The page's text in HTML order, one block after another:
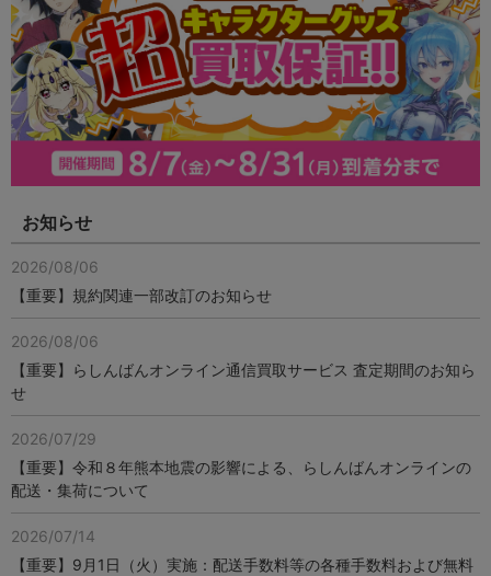
お知らせ
2026/08/06
【重要】規約関連一部改訂のお知らせ
2026/08/06
【重要】らしんばんオンライン通信買取サービス 査定期間のお知ら
せ
2026/07/29
【重要】令和８年熊本地震の影響による、らしんばんオンラインの
配送・集荷について
2026/07/14
【重要】9月1日（火）実施：配送手数料等の各種手数料および無料